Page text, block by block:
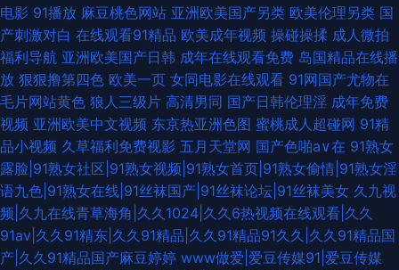
电影 91播放 麻豆桃色网站 亚洲欧美国产另类 欧美伦理另类 国
产刺激对白 在线观看91精品 欧美成年视频 操碰操揉 成人微拍
福利导航 亚洲欧美国产日韩 成年在线观看免费 岛国精品在线播
放 狠狠撸第四色 欧美一页 女同电影在线观看 91网国产尤物在
毛片网站黄色 狼人三级片 高清男同 国产日韩伦理淫 成年免费
视频 亚洲欧美中文视频 东京热亚洲色图 蜜桃成人超碰网 91精
品小视频 久草福利免费视影 五月天堂网 国产色啪a∨在 91熟女
露脸|91熟女社区|91熟女视频|91熟女首页|91熟女偷情|91熟女淫
语九色|91熟女在线|91丝袜国产|91丝袜论坛|91丝袜美女 久九视
频|久九在线青草海角|久久1024|久久6热视频在线观看|久久
91av|久久91精东|久久91精品|久久91精品91久久|久久91精品国
产|久久91精品国产麻豆婷婷 www做爱|爱豆传媒91|爱豆传媒